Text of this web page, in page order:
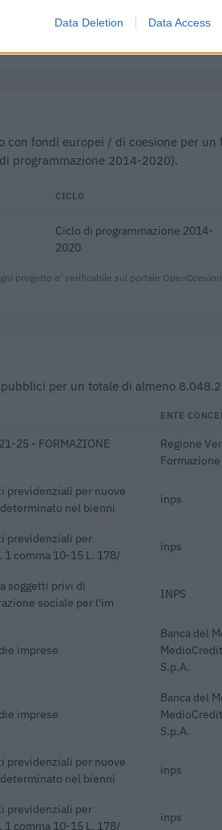
Data Deletion Data Access
(Open Data, licenza CC BY-SA 4.0). Ogni CIG e'
con fondi europei / di coesione per
programmazione 2014-2020).
CICLO
Ciclo di programmazione 2014-
2020
progetto e' verificabile sul portale
per un totale di almeno
ENTE
25 - FORMAZIONE
Regione
previdenziali per nuove
nel bienni
inps
previdenziali per
comma 10-15 L. 178/
inps
soggetti privi di
sociale per l'im
INPS
imprese
Banca del
S.p.A.
imprese
Banca del
S.p.A.
previdenziali per nuove
nel bienni
inps
previdenziali per
comma 10-15 L. 178/
inps